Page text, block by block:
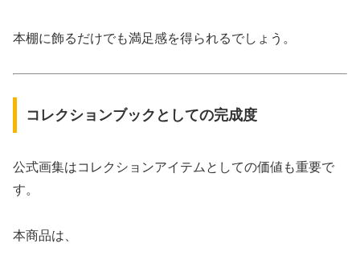
本棚に飾るだけでも満足感を得られるでしょう。
コレクションブックとしての完成度
公式画集はコレクションアイテムとしての価値も重要で
す。
本商品は、